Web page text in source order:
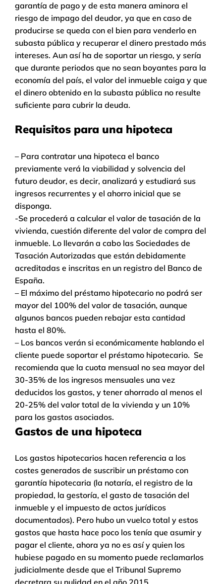
garantía de pago y de esta manera aminora el
riesgo de impago del deudor, ya que en caso de
producirse se queda con el bien para venderlo en
subasta pública y recuperar el dinero prestado más
intereses. Aun así ha de soportar un riesgo, y sería
que durante periodos que no sean boyantes para la
economía del país, el valor del inmueble caiga y que
el dinero obtenido en la subasta pública no resulte
suficiente para cubrir la deuda.
Requisitos para una hipoteca
– Para contratar una hipoteca el banco
previamente verá la viabilidad y solvencia del
futuro deudor, es decir, analizará y estudiará sus
ingresos recurrentes y el ahorro inicial que se
disponga.
-Se procederá a calcular el valor de tasación de la
vivienda, cuestión diferente del valor de compra del
inmueble. Lo llevarán a cabo las Sociedades de
Tasación Autorizadas que están debidamente
acreditadas e inscritas en un registro del Banco de
España.
– El máximo del préstamo hipotecario no podrá ser
mayor del 100% del valor de tasación, aunque
algunos bancos pueden rebajar esta cantidad
hasta el 80%.
– Los bancos verán si económicamente hablando el
cliente puede soportar el préstamo hipotecario. Se
recomienda que la cuota mensual no sea mayor del
30-35% de los ingresos mensuales una vez
deducidos los gastos, y tener ahorrado al menos el
20-25% del valor total de la vivienda y un 10%
para los gastos asociados.
Gastos de una hipoteca
Los gastos hipotecarios hacen referencia a los
costes generados de suscribir un préstamo con
garantía hipotecaria (la notaría, el registro de la
propiedad, la gestoría, el gasto de tasación del
inmueble y el impuesto de actos jurídicos
documentados). Pero hubo un vuelco total y estos
gastos que hasta hace poco los tenía que asumir y
pagar el cliente, ahora ya no es así y quien los
hubiese pagado en su momento puede reclamarlos
judicialmente desde que el Tribunal Supremo
decretara su nulidad en el año 2015.